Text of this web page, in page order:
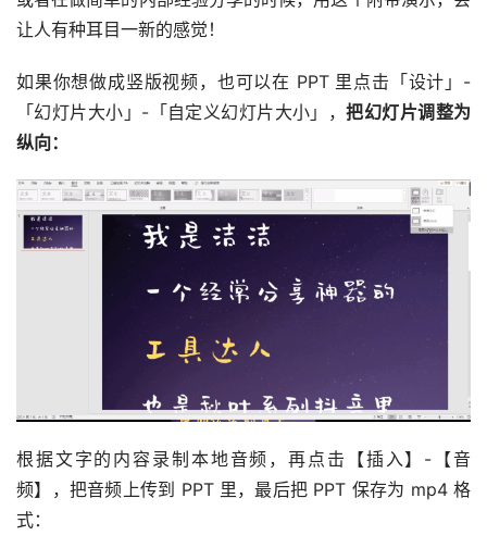
让人有种耳目一新的感觉！
如果你想做成竖版视频，也可以在 PPT 里点击「设计」-
「幻灯片大小」-「自定义幻灯片大小」，把幻灯片调整为
纵向：
根据文字的内容录制本地音频，再点击【插入】-【音
频】，把音频上传到 PPT 里，最后把 PPT 保存为 mp4 格
式：